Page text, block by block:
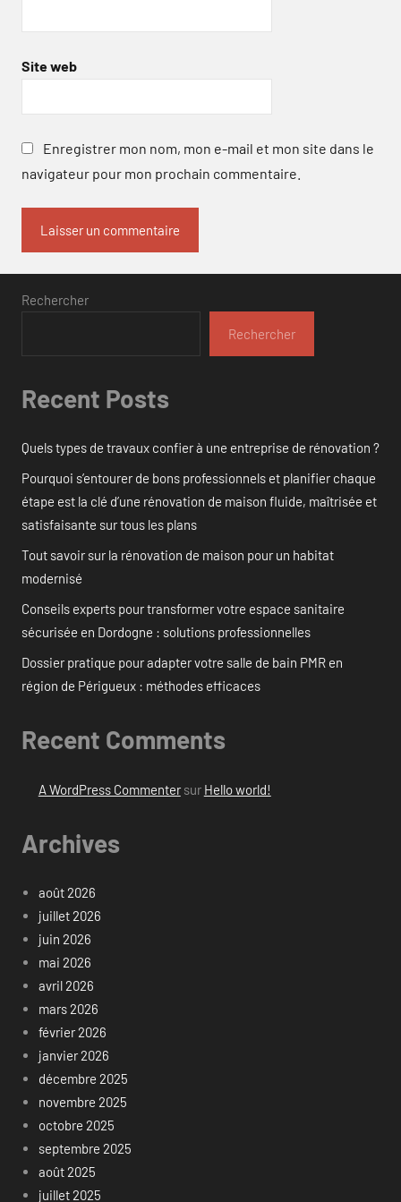
Site web
Enregistrer mon nom, mon e-mail et mon site dans le
navigateur pour mon prochain commentaire.
Rechercher
Rechercher
Recent Posts
Quels types de travaux confier à une entreprise de rénovation ?
Pourquoi s’entourer de bons professionnels et planifier chaque
étape est la clé d’une rénovation de maison fluide, maîtrisée et
satisfaisante sur tous les plans
Tout savoir sur la rénovation de maison pour un habitat
modernisé
Conseils experts pour transformer votre espace sanitaire
sécurisée en Dordogne : solutions professionnelles
Dossier pratique pour adapter votre salle de bain PMR en
région de Périgueux : méthodes efficaces
Recent Comments
A WordPress Commentersur Hello world!
Archives
août 2026
juillet 2026
juin 2026
mai 2026
avril 2026
mars 2026
février 2026
janvier 2026
décembre 2025
novembre 2025
octobre 2025
septembre 2025
août 2025
juillet 2025